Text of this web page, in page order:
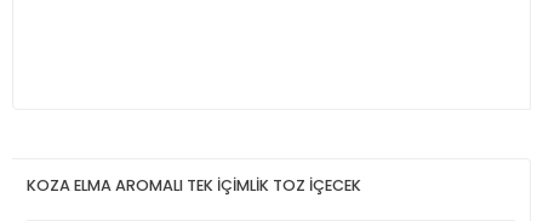
KOZA ELMA AROMALI TEK İÇİMLİK TOZ İÇECEK